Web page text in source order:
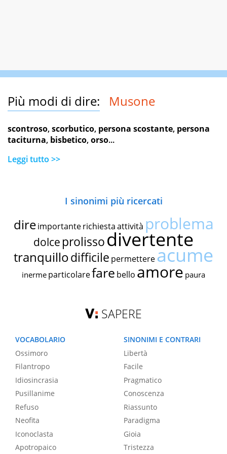
Più modi di dire: Musone
scontroso,scorbutico, persona scostante, persona
taciturna, bisbetico,orso...
Leggi tutto >>
I sinonimi più ricercati
dire importante richiestaattività problema
dolce prolissodivertente
tranquillodifficile permettereacume
inerme particolarefare bello amore paura
SAPERE
VOCABOLARIO
Ossimoro
Filantropo
Idiosincrasia
Pusillanime
Refuso
Neofita
Iconoclasta
Apotropaico
SINONIMI E CONTRARI
Libertà
Facile
Pragmatico
Conoscenza
Riassunto
Paradigma
Gioia
Tristezza